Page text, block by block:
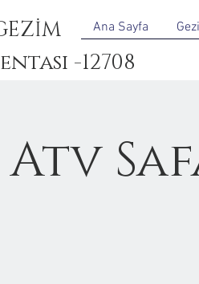
-12708
Ana Sayfa
Atv